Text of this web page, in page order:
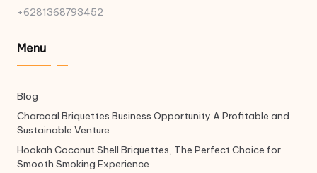
+6281368793452
Menu
Blog
Charcoal Briquettes Business Opportunity A Profitable and
Sustainable Venture
Hookah Coconut Shell Briquettes, The Perfect Choice for
Smooth Smoking Experience